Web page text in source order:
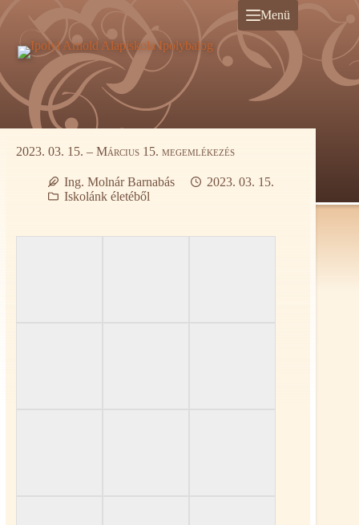
tartalomra
Menü
2023. 03. 15. – Március 15. megemlékezés
Ing. Molnár Barnabás
2023. 03. 15.
Iskolánk életéből